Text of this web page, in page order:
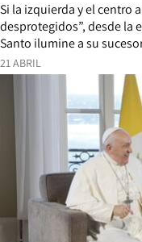
21 ABRIL
Si la izquierda y el centro
desprotegidos”, desde la
Santo ilumine a su